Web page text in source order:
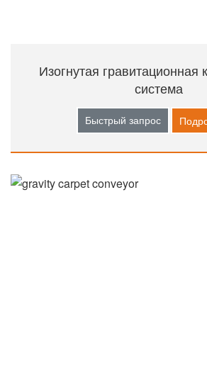
Изогнутая гравитационная
система
Быстрый запрос